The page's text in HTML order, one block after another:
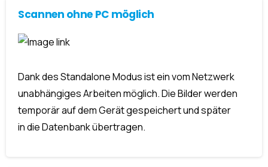
Scannen ohne PC möglich
Dank des Standalone Modus ist ein vom Netzwerk
unabhängiges Arbeiten möglich. Die Bilder werden
temporär auf dem Gerät gespeichert und später
in die Datenbank übertragen.